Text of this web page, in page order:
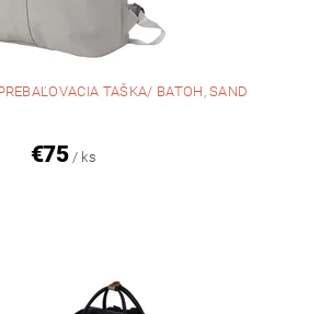
TAŠKA/ BATOH, SAND
€75 / ks